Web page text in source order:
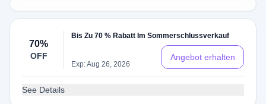
70%
OFF
Bis Zu 70 % Rabatt Im Sommerschlussverkauf
Exp: Aug 26, 2026
Angebot erhalten
See Details